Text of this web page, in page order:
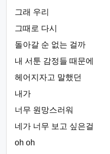
그래 우리
그때로 다시
돌아갈 순 없는 걸까
내 서툰 감정들 때문에
헤어지자고 말했던
내가
너무 원망스러워
네가 너무 보고 싶은걸
oh oh